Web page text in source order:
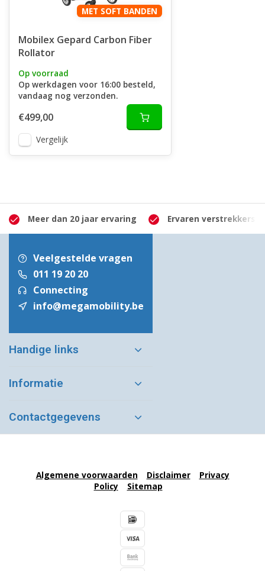
MET SOFT BANDEN
Mobilex Gepard Carbon Fiber
Rollator
Op voorraad
Op werkdagen voor 16:00 besteld,
vandaag nog verzonden.
€499,00
Vergelijk
Meer dan 20 jaar ervaring Ervaren verstrekkers
Veelgestelde vragen
011 19 20 20
Connecting
info@megamobility.be
Handige links
Informatie
Contactgegevens
Algemene voorwaarden Disclaimer
Privacy
Policy
Sitemap